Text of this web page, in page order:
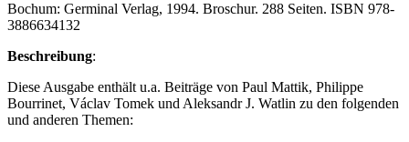
Bochum: Germinal Verlag, 1994. Broschur. 288 Seiten. ISBN 978-
3886634132
Beschreibung:
Diese Ausgabe enthält u.a. Beiträge von Paul Mattik, Philippe
Bourrinet, Václav Tomek und Aleksandr J. Watlin zu den folgenden
und anderen Themen: